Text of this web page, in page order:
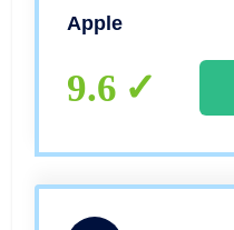
Apple
9.6